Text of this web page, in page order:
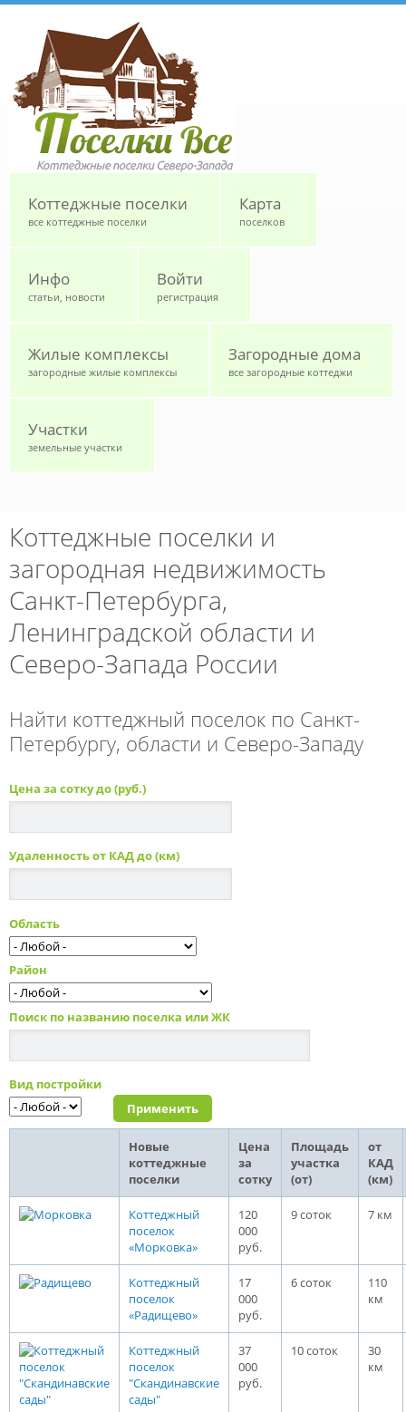
Коттеджные поселки
все коттеджные поселки
Карта
поселков
Инфо
статьи, новости
Войти
регистрация
Жилые комплексы
загородные жилые комплексы
Загородные дома
все загородные коттеджи
Участки
земельные участки
Коттеджные поселки и
загородная недвижимость
Санкт-Петербурга,
Ленинградской области и
Северо-Запада России
Найти коттеджный поселок по Санкт-
Петербургу, области и Северо-Западу
Цена за сотку до (руб.)
Удаленность от КАД до (км)
Область
Район
Поиск по названию поселка или ЖК
Вид постройки
Новые
коттеджные
поселки
Цена
за
сотку
Площадь
участка
(от)
от
КАД
(км)
Коттеджный
поселок
«Морковка»
120
000
руб.
9 соток 7 км
Коттеджный
поселок
«Радищево»
17
000
руб.
6 соток
110
км
Коттеджный
поселок
"Скандинавские
сады"
37
000
руб.
10 соток
30
км